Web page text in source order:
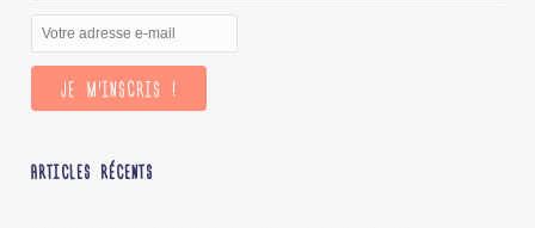
ARTICLES RÉCENTS